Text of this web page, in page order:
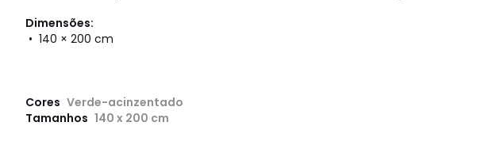
Dimensões:
• 140 × 200 cm
Cores Verde-acinzentado
Tamanhos 140 x 200 cm